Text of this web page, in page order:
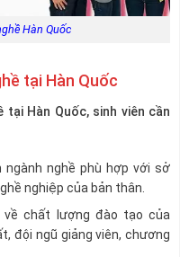
Hàn Quốc
tại Hàn Quốc
Hàn Quốc, sinh viên cần
ngành nghề phù hợp với sở
nghiệp của bản thân.
chất lượng đào tạo của
đội ngũ giảng viên, chương